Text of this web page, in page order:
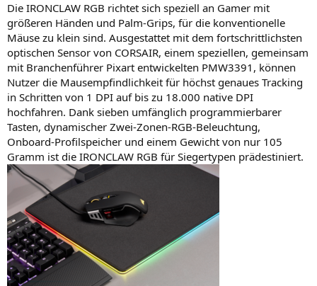
Die IRONCLAW RGB richtet sich speziell an Gamer mit
größeren Händen und Palm-Grips, für die konventionelle
Mäuse zu klein sind. Ausgestattet mit dem fortschrittlichsten
optischen Sensor von CORSAIR, einem speziellen, gemeinsam
mit Branchenführer Pixart entwickelten PMW3391, können
Nutzer die Mausempfindlichkeit für höchst genaues Tracking
in Schritten von 1 DPI auf bis zu 18.000 native DPI
hochfahren. Dank sieben umfänglich programmierbarer
Tasten, dynamischer Zwei-Zonen-RGB-Beleuchtung,
Onboard-Profilspeicher und einem Gewicht von nur 105
Gramm ist die IRONCLAW RGB für Siegertypen prädestiniert.